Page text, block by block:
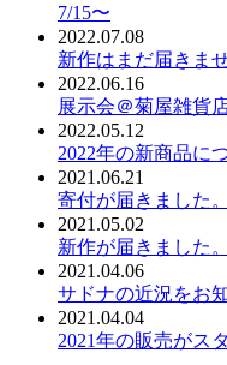
7/15〜
2022.07.08
新作はまだ届きませ
2022.06.16
展示会＠菊屋雑貨
2022.05.12
2022年の新商品に
2021.06.21
寄付が届きました。
2021.05.02
新作が届きました
2021.04.06
サドナの近況をお
2021.04.04
2021年の販売がス